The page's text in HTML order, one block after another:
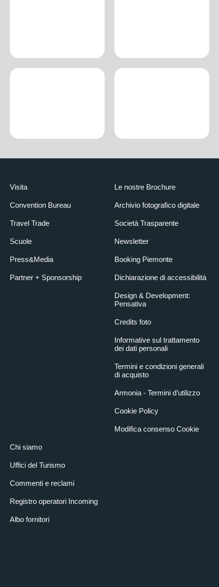
Visita
Convention Bureau
Travel Trade
Scuole
Press&Media
Partner + Sponsorship
Chi siamo
Uffici del Turismo
Commenti e reclami
Registro operatori Incoming
Albo fornitori
Le nostre Brochure
Archivio fotografico digitale
Società Trasparente
Newsletter
Booking Piemonte
Dichiarazione di accessibilità
Design & Development:
Pensativa
Credits foto
Informative sul trattamento
dei dati personali
Termini e condizioni generali
di acquisto
Armonia - Termini d’utilizzo
Cookie Policy
Modifica consenso Cookie